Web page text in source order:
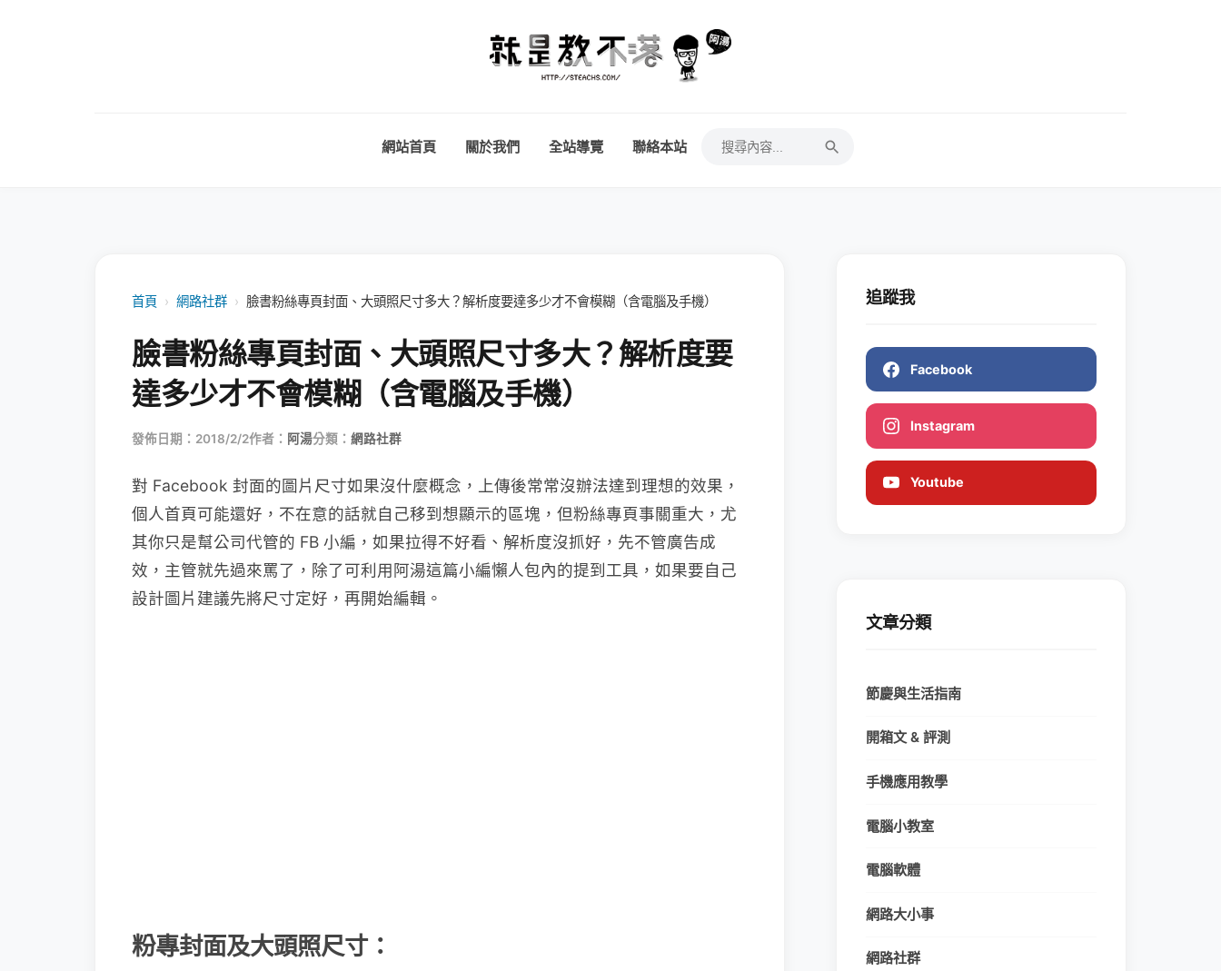
網站首頁 關於我們 全站導覽 聯絡本站
首頁 › 網路社群 › 臉書粉絲專頁封面、大頭照尺寸多大？解析度要達多少才不會模糊（含電腦及手機）
臉書粉絲專頁封面、大頭照尺寸多大？解析度要
達多少才不會模糊（含電腦及手機）
發佈日期：2018/2/2作者： 阿湯分類： 網路社群
對 Facebook 封面的圖片尺寸如果沒什麼概念，上傳後常常沒辦法達到理想的效果，
個人首頁可能還好，不在意的話就自己移到想顯示的區塊，但粉絲專頁事關重大，尤
其你只是幫公司代管的 FB 小編，如果拉得不好看、解析度沒抓好，先不管廣告成
效，主管就先過來罵了，除了可利用阿湯這篇小編懶人包內的提到工具，如果要自己
設計圖片建議先將尺寸定好，再開始編輯。
粉專封面及大頭照尺寸：
追蹤我
Facebook
Instagram
Youtube
文章分類
節慶與生活指南
開箱文 & 評測
手機應用教學
電腦小教室
電腦軟體
網路大小事
網路社群